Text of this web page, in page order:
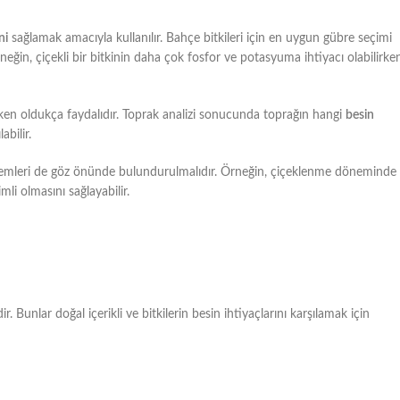
sağlamak amacıyla kullanılır. Bahçe bitkileri için en uygun gübre seçimi
çiçekli bir bitkinin daha çok fosfor ve potasyuma ihtiyacı
oldukça faydalıdır. Toprak analizi sonucunda toprağın hangi besin
de göz önünde bulundurulmalıdır. Örneğin, çiçeklenme döneminde
olmasını sağlayabilir.
Bunlar doğal içerikli ve bitkilerin besin ihtiyaçlarını karşılamak için